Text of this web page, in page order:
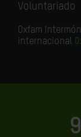
Voluntariado
Oxfam
internacional